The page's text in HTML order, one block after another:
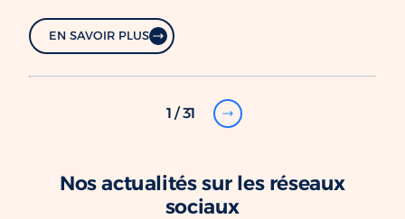
EN SAVOIR PLUS
1 / 31
Nos actualités sur les réseaux
sociaux